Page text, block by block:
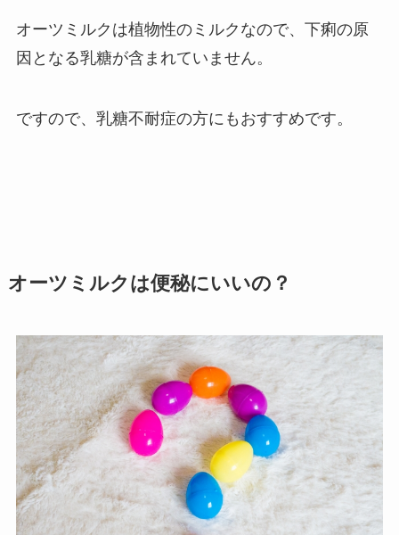
オーツミルクは植物性のミルクなので、下痢の原
因となる乳糖が含まれていません。
ですので、乳糖不耐症の方にもおすすめです。
オーツミルクは便秘にいいの？